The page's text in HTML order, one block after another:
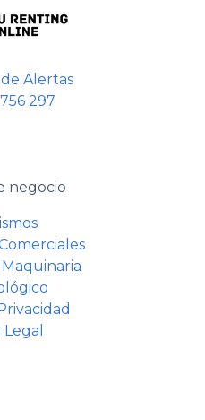
Alertas
297
negocio
Legal